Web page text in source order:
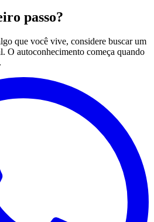
passo?
que você vive, considere buscar um
O autoconhecimento começa quando